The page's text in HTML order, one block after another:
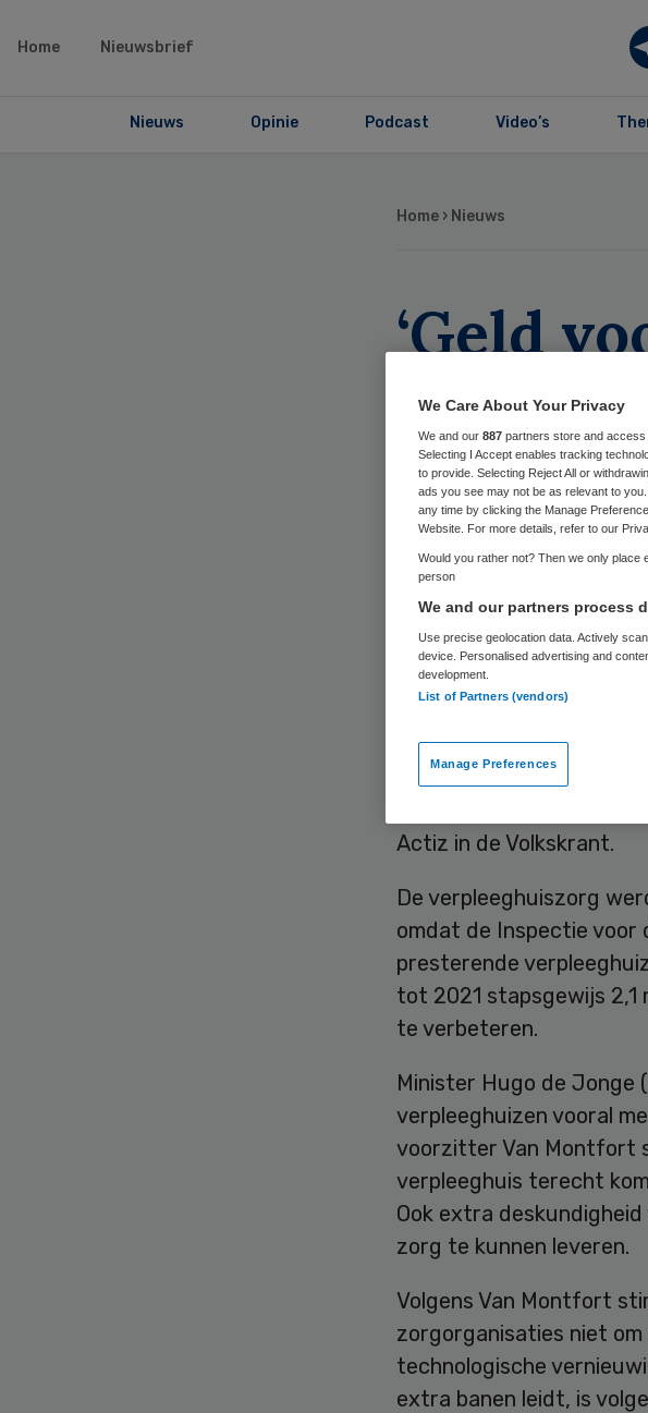
Home Nieuwsbrief
Nieuws Opinie Podcast Video’s
Home › Nieuws
‘Geld
ook
Skipr Redactie
geld dat het kabinet
scholing van
Actiz in de Volkskrant.
De verpleeghuiszorg
omdat de Inspectie voor
presterende
tot 2021 stapsgewijs 2,1
te verbeteren.
Minister Hugo de Jonge
verpleeghuizen vooral
voorzitter Van Montfort
verpleeghuis terecht
Ook extra
zorg te kunnen leveren.
Volgens Van Montfort
zorgorganisaties niet
technologische
extra banen leidt, is
We Care About Your Privacy
We and our 887 partners store and access
Selecting I Accept enables tracking
to provide. Selecting Reject All or
ads you see may not be as relevant to
any time by clicking the Manage
Website. For more details, refer to our
Would you rather not? Then we only
person
We and our partners process
Use precise geolocation data. Actively
device. Personalised advertising and
development.
List of Partners (vendors)
Manage Preferences